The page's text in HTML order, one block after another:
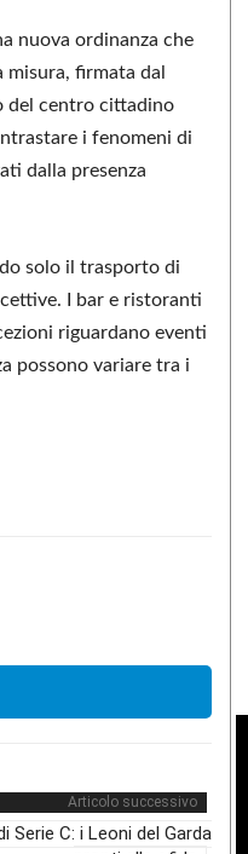
nuova ordinanza che
misura, firmata dal
del centro cittadino
i fenomeni di
dalla presenza
solo il trasporto di
I bar e ristoranti
riguardano eventi
possono variare tra i
Articolo successivo
C: i Leoni del Garda